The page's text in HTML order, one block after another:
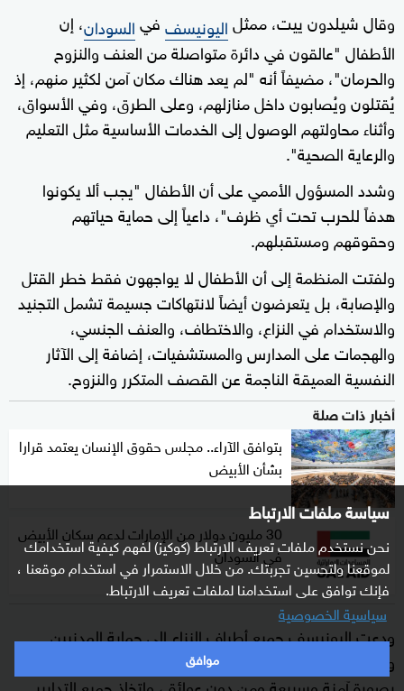
سياسة ملفات الارتباط
نحن نستخدم ملفات تعريف الارتباط (كوكيز) لفهم كيفية استخدامك
لموقعنا ولتحسين تجربتك. من خلال الاستمرار في استخدام موقعنا ،
فإنك توافق على استخدامنا لملفات تعريف الارتباط.
سياسية الخصوصية
موافق
وقال شيلدون ييت، ممثلاليونيسففيالسودان، إن
الأطفال "عالقون في دائرة متواصلة من العنف والنزوح
والحرمان"، مضيفاً أنه "لم يعد هناك مكان آمن لكثير منهم، إذ
يُقتلون ويُصابون داخل منازلهم، وعلى الطرق، وفي الأسواق،
وأثناء محاولتهم الوصول إلى الخدمات الأساسية مثل التعليم
والرعاية الصحية".
وشدد المسؤول الأممي على أن الأطفال "يجب ألا يكونوا
هدفاً للحرب تحت أي ظرف"، داعياً إلى حماية حياتهم
وحقوقهم ومستقبلهم.
ولفتت المنظمة إلى أن الأطفال لا يواجهون فقط خطر القتل
والإصابة، بل يتعرضون أيضاً لانتهاكات جسيمة تشمل التجنيد
والاستخدام في النزاع، والاختطاف، والعنف الجنسي،
والهجمات على المدارس والمستشفيات، إضافة إلى الآثار
النفسية العميقة الناجمة عن القصف المتكرر والنزوح.
أخبار ذات صلة
بتوافق الآراء.. مجلس حقوق الإنسان يعتمد قرارا
بشأن الأبيض
30 مليون دولار من الإمارات لدعم سكان الأبيض
في السودان
ودعت اليونيسف جميع أطراف النزاع إلى حماية المدنيين
والبنية التحتية المدنية، وضمان وصول المساعدات الإنسانية
بصورة آمنة وسريعة ومن دون عوائق، واتخاذ جميع التدابير